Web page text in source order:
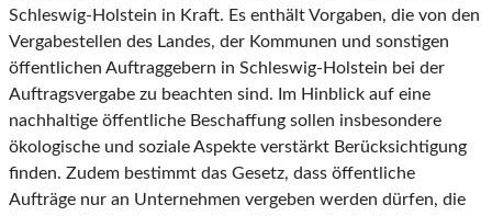
Schleswig-Holstein in Kraft. Es enthält Vorgaben, die von den
Vergabestellen des Landes, der Kommunen und sonstigen
öffentlichen Auftraggebern in Schleswig-Holstein bei der
Auftragsvergabe zu beachten sind. Im Hinblick auf eine
nachhaltige öffentliche Beschaffung sollen insbesondere
ökologische und soziale Aspekte verstärkt Berücksichtigung
finden. Zudem bestimmt das Gesetz, dass öffentliche
Aufträge nur an Unternehmen vergeben werden dürfen, die